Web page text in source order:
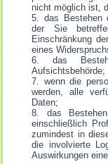
nicht möglich ist,
das Bestehen
der Sie
Einschränkung
eines
das
Aufsichtsbehörde;
wenn die
werden, alle
Daten;
das
einschließlich
zumindest in
die involvierte
Auswirkungen